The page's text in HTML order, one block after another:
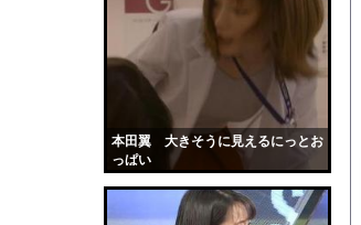
本田翼 大きそうに見えるにっとお
っぱい